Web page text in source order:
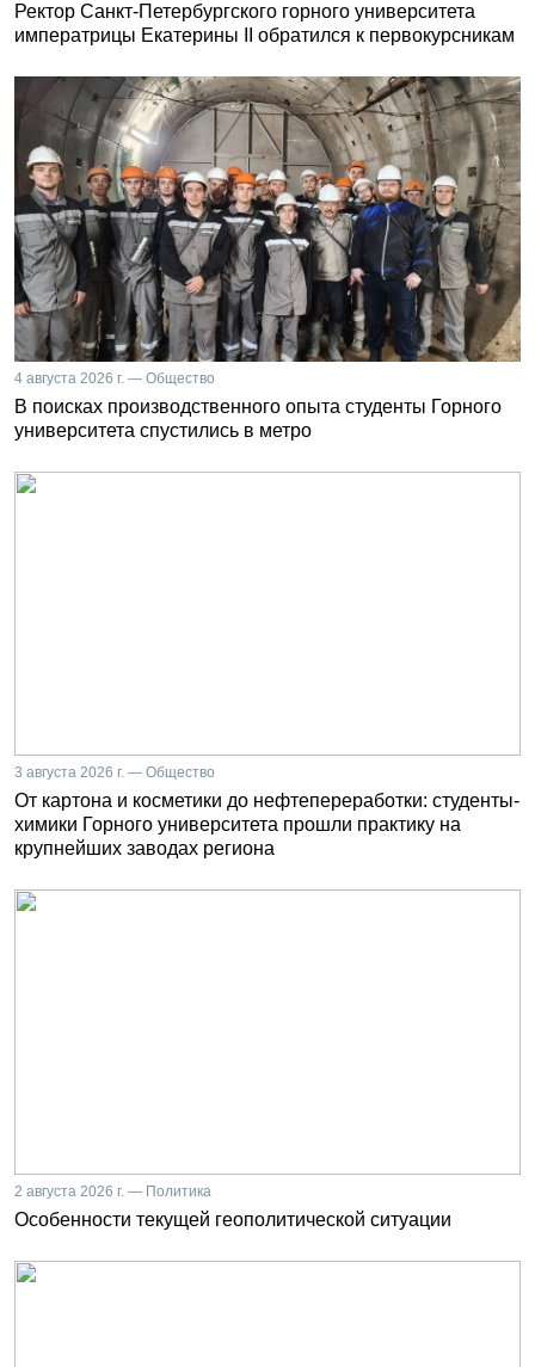
Ректор Санкт-Петербургского горного университета
императрицы Екатерины II обратился к первокурсникам
4 августа 2026 г. — Общество
В поисках производственного опыта студенты Горного
университета спустились в метро
3 августа 2026 г. — Общество
От картона и косметики до нефтепереработки: студенты-
химики Горного университета прошли практику на
крупнейших заводах региона
2 августа 2026 г. — Политика
Особенности текущей геополитической ситуации